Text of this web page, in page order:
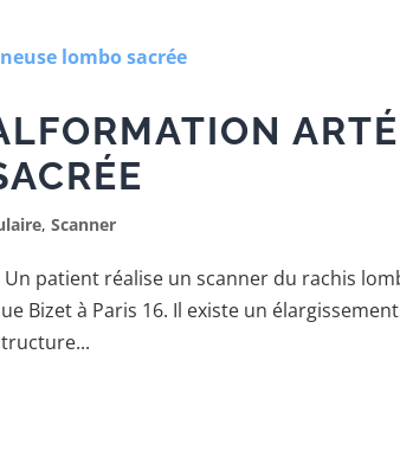
,Scanner
patient réalise un scanner du rachis
Bizet à Paris 16. Il existe un